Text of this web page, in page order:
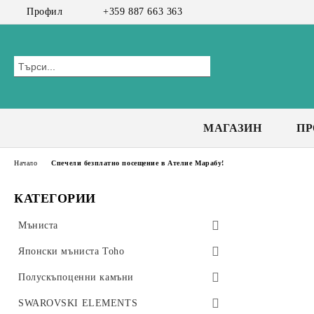
Профил +359 887 663 363
МАГАЗИН
КАТЕГОРИИ
Мъниста
Preciosa мъниста
Bicone 3 мм
Bicone 4 мм
Чешки мъниста
CzechMates Tiles
Стъклени мъниста
Японски мъниста Toho
Toho Тръбички 9мм, #3
Toho Тръбички Усукани 9мм, #3
Полускъпоценни камъни
Клас А+
SWAROVSKI ELEMENTS
Начало Спечели безплатно посещение в Ателие Марабу!